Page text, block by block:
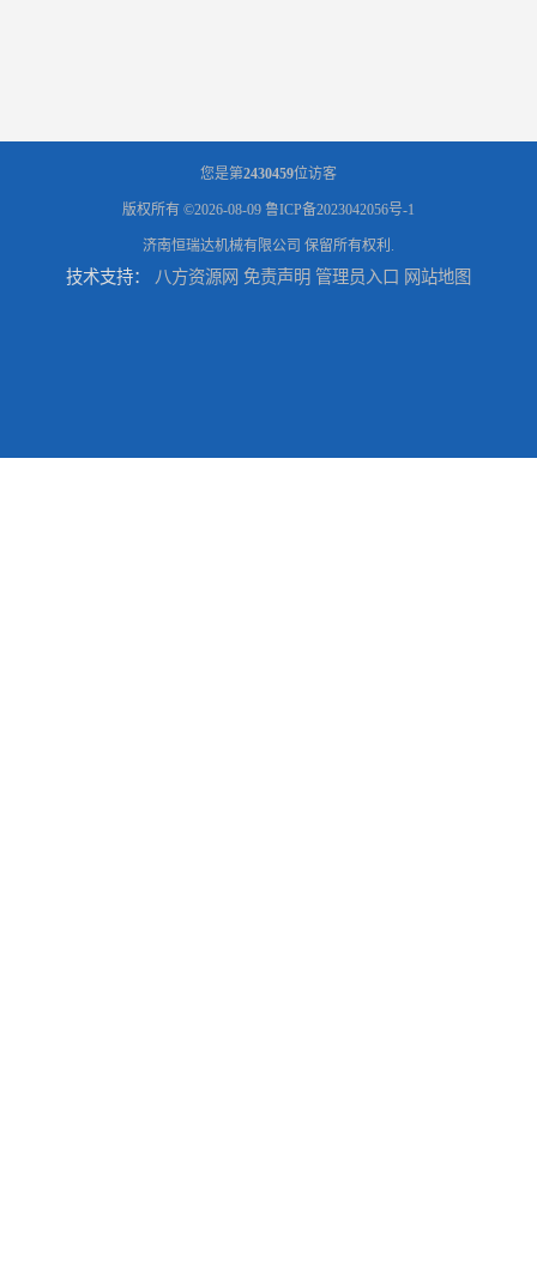
您是第2430459位访客
版权所有 ©2026-08-09 鲁ICP备2023042056号-1
济南恒瑞达机械有限公司 保留所有权利.
技术支持： 八方资源网 免责声明 管理员入口 网站地图